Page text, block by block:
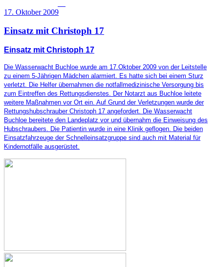
17. Oktober 2009
Einsatz mit Christoph 17
Einsatz mit Christoph 17
Die Wasserwacht Buchloe wurde am 17.Oktober 2009 von der Leitstelle
zu einem 5-Jährigen Mädchen alarmiert. Es hatte sich bei einem Sturz
verletzt. Die Helfer übernahmen die notfallmedizinische Versorgung bis
zum Eintreffen des Rettungsdienstes. Der Notarzt aus Buchloe leitete
weitere Maßnahmen vor Ort ein. Auf Grund der Verletzungen wurde der
Rettungshubschrauber Christoph 17 angefordert. Die Wasserwacht
Buchloe bereitete den Landeplatz vor und übernahm die Einweisung des
Hubschraubers. Die Patientin wurde in eine Klinik geflogen. Die beiden
Einsatzfahrzeuge der Schnelleinsatzgruppe sind auch mit Material für
Kindernotfälle ausgerüstet.